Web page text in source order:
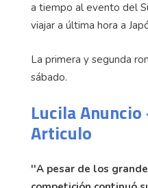
a tiempo al evento del
viajar a última hora a
La primera y segunda
sábado.
Lucila Anuncio
Articulo
''A pesar de los